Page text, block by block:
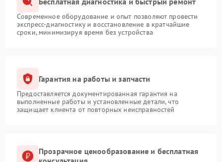
Современное оборудование и опыт позволяют провести
экспресс-диагностику и восстановление в кратчайшие
сроки, минимизируя время без устройства
Гарантия на работы и запчасти
Предоставляется документированная гарантия на
выполненные работы и установленные детали, что
защищает клиента от повторных неисправностей
Прозрачное ценообразование и бесплатная